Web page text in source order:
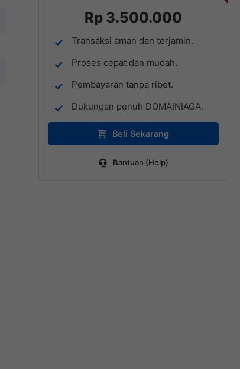
Rp 3.500.000
Transaksi aman dan terjamin.
Proses cepat dan mudah.
Pembayaran tanpa ribet.
Dukungan penuh DOMAINIAGA.
Beli Sekarang
Bantuan (Help)